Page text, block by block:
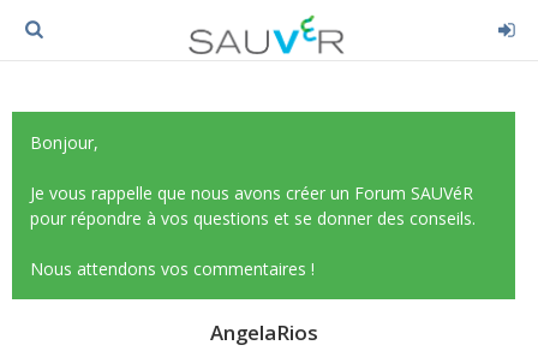
Bonjour,
Je vous rappelle que nous avons créer un Forum SAUVéR
pour répondre à vos questions et se donner des conseils.
Nous attendons vos commentaires !
AngelaRios